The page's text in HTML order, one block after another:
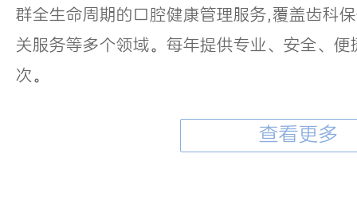
群全生命周期的口腔健康管理服务,覆盖齿科
关服务等多个领域。每年提供专业、安全、
次。
查看更多